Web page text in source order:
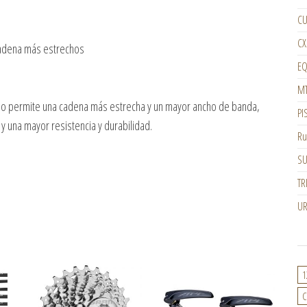
más estrechos
permite una cadena más estrecha y un mayor ancho de banda,
una mayor resistencia y durabilidad.